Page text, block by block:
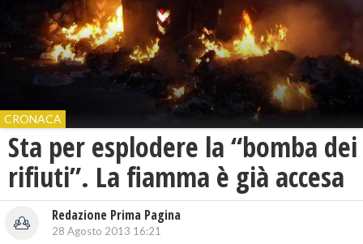
CRONACA
Sta per esplodere la “bomba dei
rifiuti”. La fiamma è già accesa
Redazione Prima Pagina
28 Agosto 2013 16:21